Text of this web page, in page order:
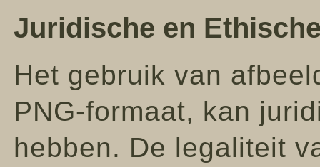
Juridische en
Het gebruik van
PNG-formaat, kan
hebben. De legaliteit